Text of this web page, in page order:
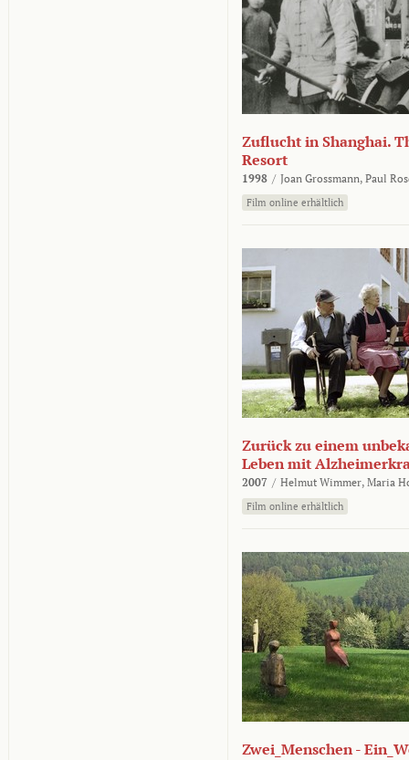
Zuflucht in Shanghai.
Resort
1998 / Joan Grossmann, Paul
Film online erhältlich
Zurück zu einem
Leben mit
2007 / Helmut Wimmer, Maria
Film online erhältlich
Zwei_Menschen -